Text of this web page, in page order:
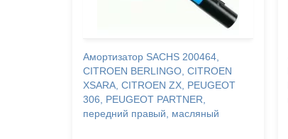
Амортизатор SACHS 200464,
CITROEN BERLINGO, CITROEN
XSARA, CITROEN ZX, PEUGEOT
306, PEUGEOT PARTNER,
передний правый, масляный